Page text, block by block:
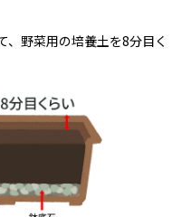
、野菜用の培養土を8分目く